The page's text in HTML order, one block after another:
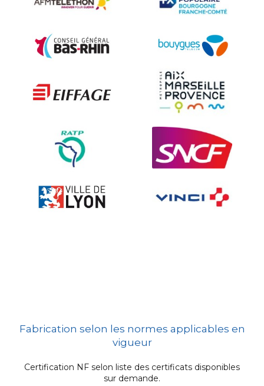
Fabrication selon les normes applicables en
vigueur
Certification NF selon liste des certificats disponibles
sur demande.